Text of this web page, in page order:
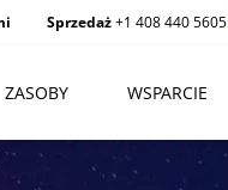
Sprzedaż+1 408 440 5605
ZASOBY WSPARCIE